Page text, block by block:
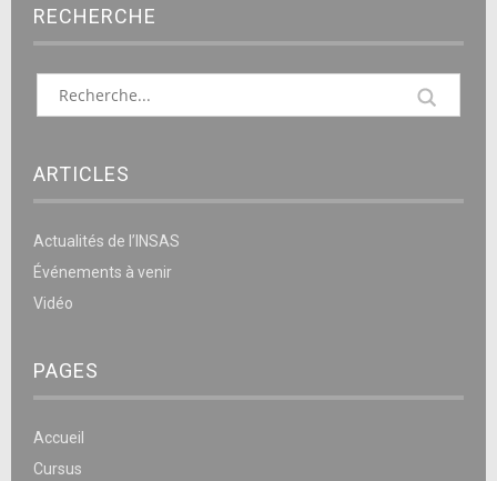
RECHERCHE
ARTICLES
Actualités de l’INSAS
Événements à venir
Vidéo
PAGES
Accueil
Cursus